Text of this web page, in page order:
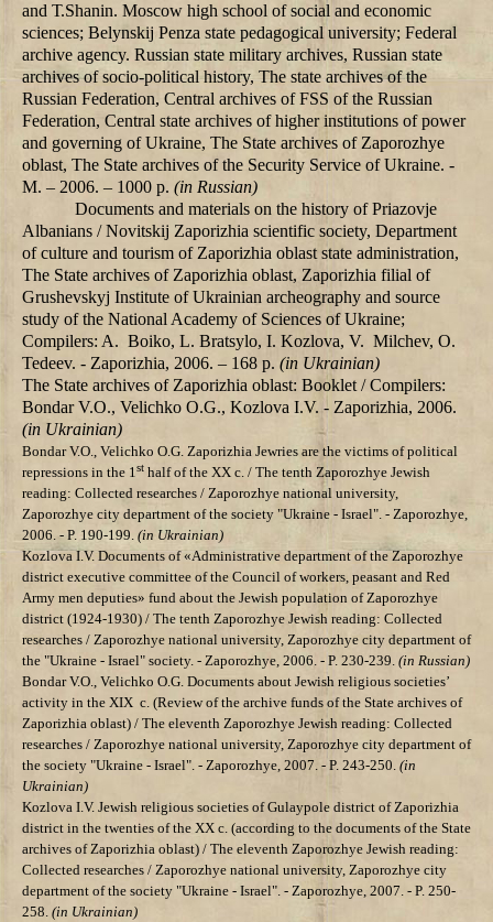
and Т.Shanin. Moscow high school of social and economic
sciences; Belynskij Penza state pedagogical university; Federal
archive agency. Russian state military archives, Russian state
archives of socio-political history, The state archives of the
Russian Federation, Central archives of FSS of the Russian
Federation, Central state archives of higher institutions of power
and governing of Ukraine, The State archives of Zaporozhye
oblast, The State archives of the Security Service of Ukraine. -
М. – 2006. – 1000 p. (in Russian)
Documents and materials on the history of Priazovje
Albanians / Novitskij Zaporizhia scientific society, Department
of culture and tourism of Zaporizhia oblast state administration,
The State archives of Zaporizhia oblast, Zaporizhia filial of
Grushevskyj Institute of Ukrainian archeography and source
study of the National Academy of Sciences of Ukraine;
Compilers: A. Boiko, L. Bratsylo, I. Kozlova, V. Milchev, О.
Tedeev. - Zaporizhia, 2006. – 168 p. (in Ukrainian)
The State archives of Zaporizhia oblast: Booklet / Compilers:
Bondar V.O., Velichko О.G., Kozlova I.V. - Zaporizhia, 2006.
(in Ukrainian)
Bondar V.O., Velichko О.G. Zaporizhia Jewries are the victims of political
repressions in the 1st half of the ХХ c. / The tenth Zaporozhye Jewish
reading: Collected researches / Zaporozhye national university,
Zaporozhye city department of the society "Ukraine - Israel". - Zaporozhye,
2006. - P. 190-199. (in Ukrainian)
Kozlova I.V. Documents of «Administrative department of the Zaporozhye
district executive committee of the Council of workers, peasant and Red
Army men deputies» fund about the Jewish population of Zaporozhye
district (1924-1930) / The tenth Zaporozhye Jewish reading: Collected
researches / Zaporozhye national university, Zaporozhye city department of
the "Ukraine - Israel" society. - Zaporozhye, 2006. - P. 230-239. (in Russian)
Bondar V.O., Velichko О.G. Documents about Jewish religious societies’
activity in the ХІХ c. (Review of the archive funds of the State archives of
Zaporizhia oblast) / The eleventh Zaporozhye Jewish reading: Collected
researches / Zaporozhye national university, Zaporozhye city department of
the society "Ukraine - Israel". - Zaporozhye, 2007. - P. 243-250. (in
Ukrainian)
Kozlova I.V. Jewish religious societies of Gulaypole district of Zaporizhia
district in the twenties of the ХХ c. (according to the documents of the State
archives of Zaporizhia oblast) / The eleventh Zaporozhye Jewish reading:
Collected researches / Zaporozhye national university, Zaporozhye city
department of the society "Ukraine - Israel". - Zaporozhye, 2007. - P. 250-
258. (in Ukrainian)